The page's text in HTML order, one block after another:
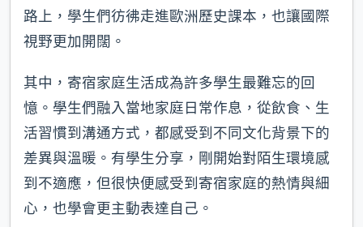
路上，學生們彷彿走進歐洲歷史課本，也讓國際
視野更加開闊。
其中，寄宿家庭生活成為許多學生最難忘的回
憶。學生們融入當地家庭日常作息，從飲食、生
活習慣到溝通方式，都感受到不同文化背景下的
差異與溫暖。有學生分享，剛開始對陌生環境感
到不適應，但很快便感受到寄宿家庭的熱情與細
心，也學會更主動表達自己。